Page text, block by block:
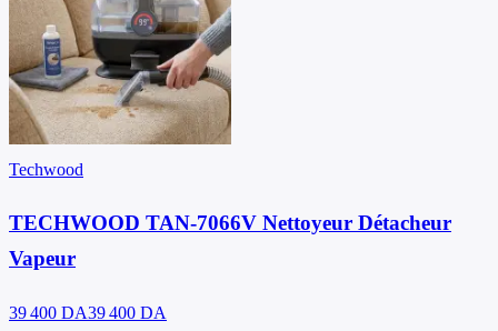
Techwood
TECHWOOD TAN-7066V Nettoyeur Détacheur
Vapeur
39 400 DA39 400 DA